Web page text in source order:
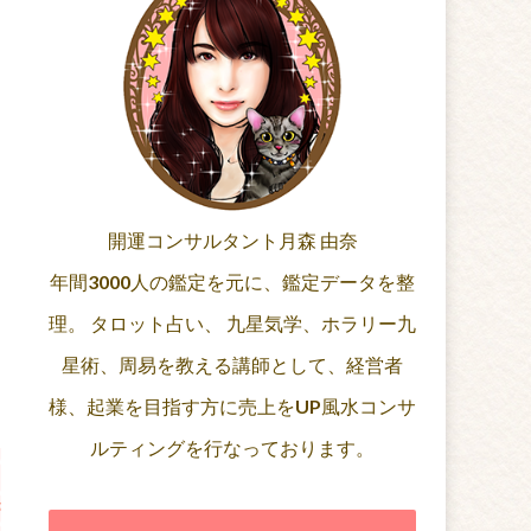
開運コンサルタント月森 由奈
年間3000人の鑑定を元に、鑑定データを整
理。 タロット占い、 九星気学、ホラリー九
星術、周易を教える講師として、経営者
様、起業を目指す方に売上をUP風水コンサ
ルティングを行なっております。